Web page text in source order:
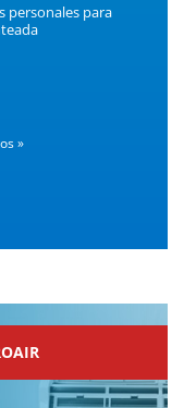
personales para
»